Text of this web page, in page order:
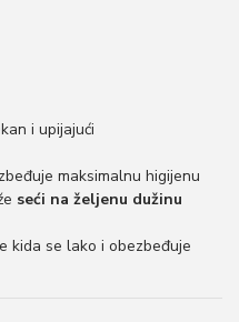
i upijajući
maksimalnu higijenu
seći na željenu dužinu
kida se lako i obezbeđuje